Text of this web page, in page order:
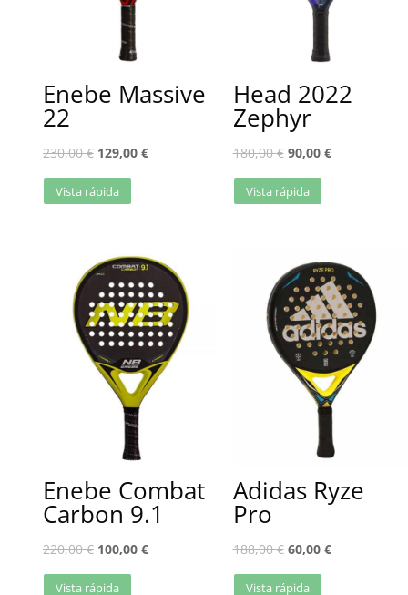
Enebe Massive
22
230,00€ 129,00 €
Vista rápida
Head 2022
Zephyr
180,00€ 90,00 €
Vista rápida
Enebe Combat
Carbon 9.1
220,00€ 100,00 €
Vista rápida
Adidas Ryze
Pro
188,00€ 60,00 €
Vista rápida